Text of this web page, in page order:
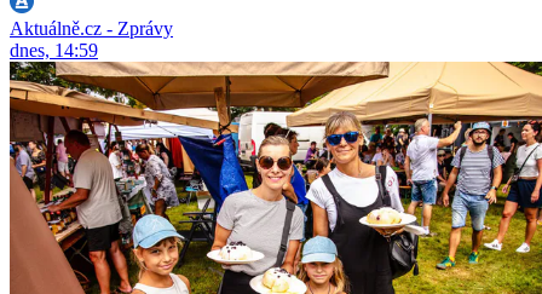
Aktuálně.cz - Zprávy
dnes, 14:59